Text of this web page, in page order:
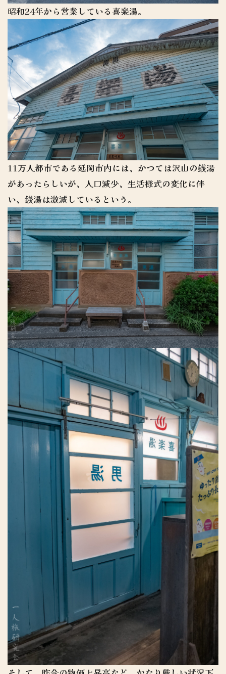
昭和24年から営業している喜楽湯。
11万人都市である延岡市内には、かつては沢山の銭湯
があったらしいが、人口減少、生活様式の変化に伴
い、銭湯は激減しているという。